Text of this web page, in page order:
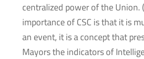
centralized power of the Union.
importance of CSC is that it is
an event, it is a concept that
Mayors the indicators of